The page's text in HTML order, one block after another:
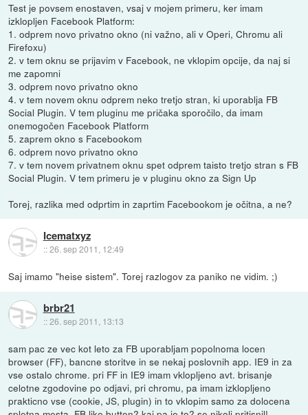
Test je povsem enostaven, vsaj v mojem primeru, ker imam
izklopljen Facebook Platform:
1. odprem novo privatno okno (ni važno, ali v Operi, Chromu ali
Firefoxu)
2. v tem oknu se prijavim v Facebook, ne vklopim opcije, da naj si
me zapomni
3. odprem novo privatno okno
4. v tem novem oknu odprem neko tretjo stran, ki uporablja FB
Social Plugin. V tem pluginu me pričaka sporočilo, da imam
onemogočen Facebook Platform
5. zaprem okno s Facebookom
6. odprem novo privatno okno
7. v tem novem privatnem oknu spet odprem taisto tretjo stran s FB
Social Plugin. V tem primeru je v pluginu okno za Sign Up
Torej, razlika med odprtim in zaprtim Facebookom je očitna, a ne?
Icematxyz
::26. sep 2011, 12:49
Saj imamo "heise sistem". Torej razlogov za paniko ne vidim. ;)
brbr21
::26. sep 2011, 13:13
sam pac ze vec kot leto za FB uporabljam popolnoma locen
browser (FF), bancne storitve in se nekaj poslovnih app. IE9 in za
vse ostalo chrome. pri FF in IE9 imam vklopljeno avt. brisanje
celotne zgodovine po odjavi, pri chromu, pa imam izklopljeno
prakticno vse (cookie, JS, plugin) in to vklopim samo za dolocena